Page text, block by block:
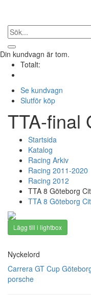
Din kundvagn är tom.
Totalt:
Se kundvagn
Slutför köp
TTA-final
Startsida
Katalog
Racing Arkiv
Racing 2011-2020
Racing 2012
TTA 8 Göteborg
TTA 8 Göteborg
Lägg till i lightbox
Nyckelord
Carrera GT Cup
porsche